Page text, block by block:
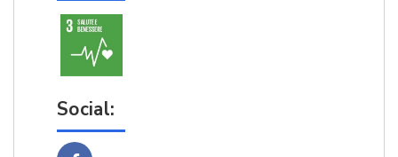
Social: